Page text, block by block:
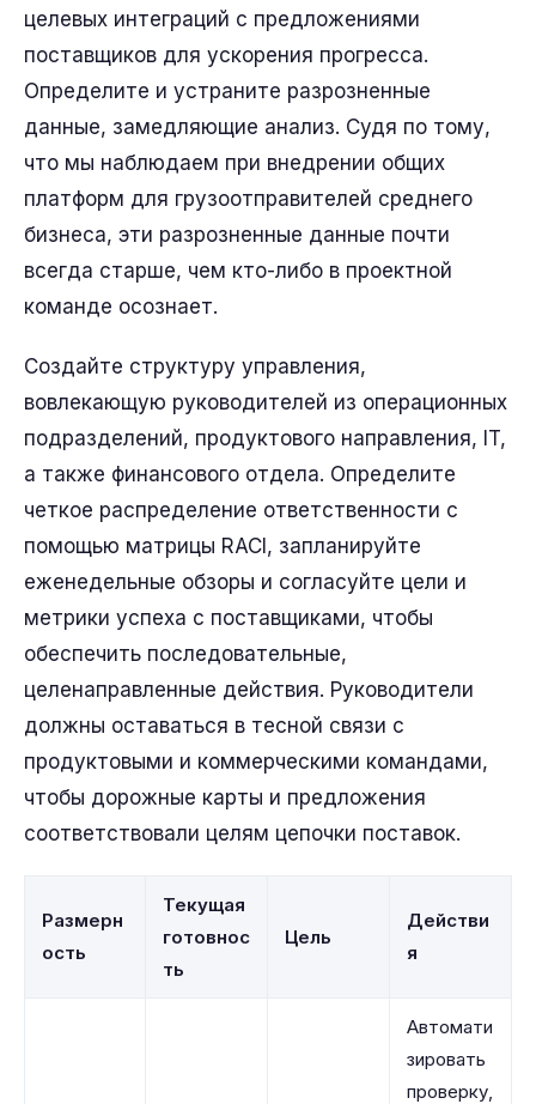
целевых интеграций с предложениями
поставщиков для ускорения прогресса.
Определите и устраните разрозненные
данные, замедляющие анализ. Судя по тому,
что мы наблюдаем при внедрении общих
платформ для грузоотправителей среднего
бизнеса, эти разрозненные данные почти
всегда старше, чем кто-либо в проектной
команде осознает.
Создайте структуру управления,
вовлекающую руководителей из операционных
подразделений, продуктового направления, IT,
а также финансового отдела. Определите
четкое распределение ответственности с
помощью матрицы RACI, запланируйте
еженедельные обзоры и согласуйте цели и
метрики успеха с поставщиками, чтобы
обеспечить последовательные,
целенаправленные действия. Руководители
должны оставаться в тесной связи с
продуктовыми и коммерческими командами,
чтобы дорожные карты и предложения
соответствовали целям цепочки поставок.
Размерн
ость
Текущая
готовнос
ть
Цель
Действи
я
Автомати
зировать
проверку,